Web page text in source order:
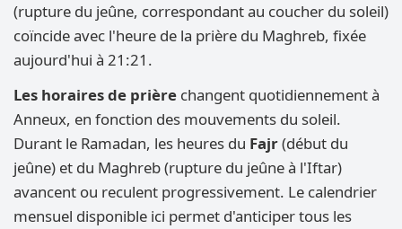
(rupture du jeûne, correspondant au coucher du soleil)
coïncide avec l'heure de la prière du Maghreb, fixée
aujourd'hui à 21:21.
Les horaires de prière changent quotidiennement à
Anneux, en fonction des mouvements du soleil.
Durant le Ramadan, les heures du Fajr(début du
jeûne) et du Maghreb (rupture du jeûne à l'Iftar)
avancent ou reculent progressivement. Le calendrier
mensuel disponible ici permet d'anticiper tous les